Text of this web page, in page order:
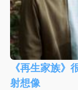
《再生家族
射想像